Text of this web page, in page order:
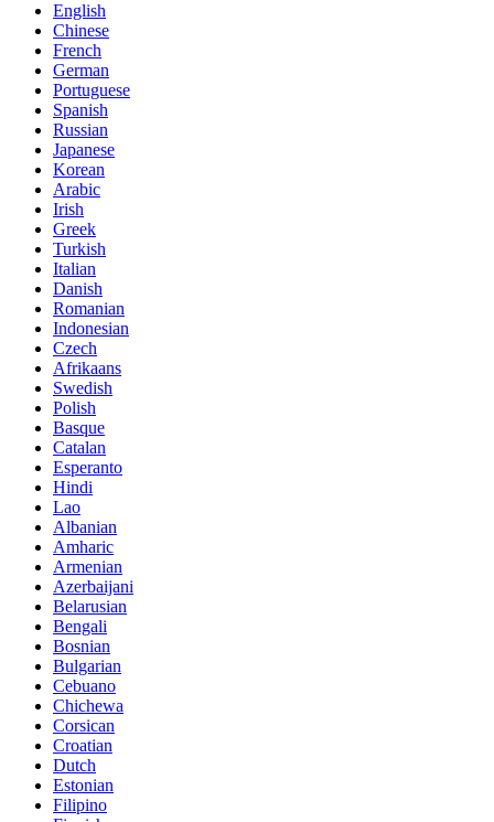
English
Chinese
French
German
Portuguese
Spanish
Russian
Japanese
Korean
Arabic
Irish
Greek
Turkish
Italian
Danish
Romanian
Indonesian
Czech
Afrikaans
Swedish
Polish
Basque
Catalan
Esperanto
Hindi
Lao
Albanian
Amharic
Armenian
Azerbaijani
Belarusian
Bengali
Bosnian
Bulgarian
Cebuano
Chichewa
Corsican
Croatian
Dutch
Estonian
Filipino